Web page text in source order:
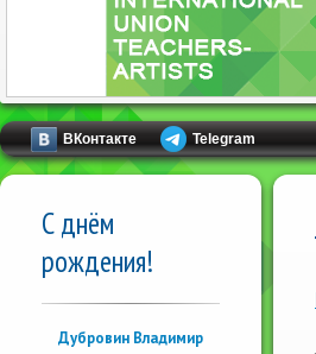
ВКонтакте Telegram
С днём
рождения!
Дубровин Владимир